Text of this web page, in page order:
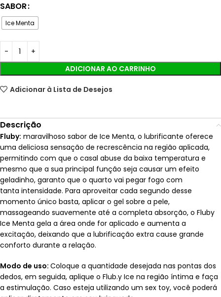
SABOR
Ice Menta
ADICIONAR AO CARRINHO
Adicionar à Lista de Desejos
Descrição
Fluby: maravilhoso sabor de Ice Menta, o lubrificante oferece
uma deliciosa sensação de recrescência na região aplicada,
permitindo com que o casal abuse da baixa temperatura e
mesmo que a sua principal função seja causar um efeito
geladinho, garanto que o quarto vai pegar fogo com
tanta intensidade. Para aproveitar cada segundo desse
momento único basta, aplicar o gel sobre a pele,
massageando suavemente até a completa absorção, o Fluby
Ice Menta gela a área onde for aplicado e aumenta a
excitação, deixando que a lubrificação extra cause grande
conforto durante a relação.
Modo de uso: Coloque a quantidade desejada nas pontas dos
dedos, em seguida, aplique o Flub.y Ice na região íntima e faça
a estimulação. Caso esteja utilizando um sex toy, você poderá